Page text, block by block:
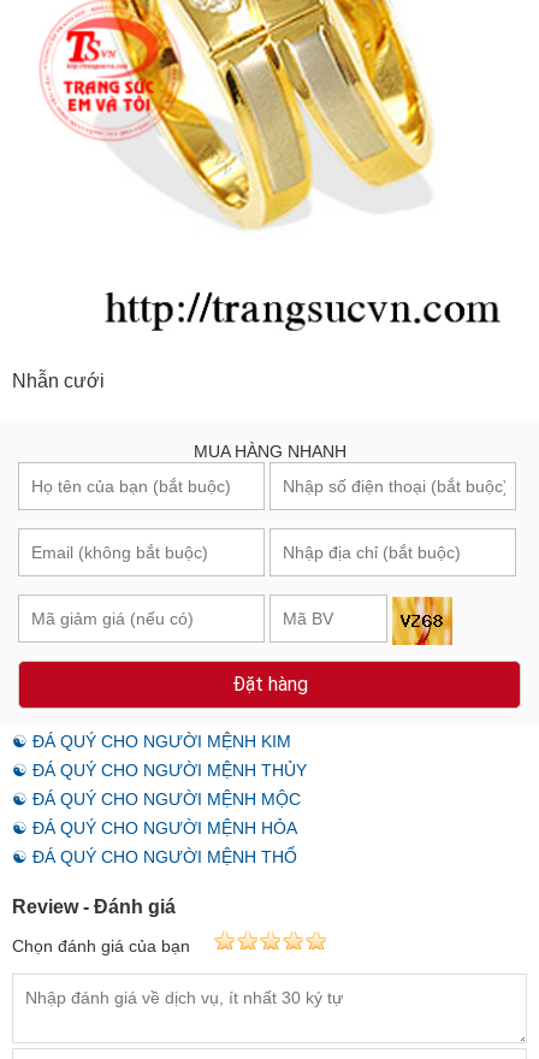
Nhẫn cưới
MUA HÀNG NHANH
Đặt hàng
☯ ĐÁ QUÝ CHO NGƯỜI MỆNH KIM
☯ ĐÁ QUÝ CHO NGƯỜI MỆNH THỦY
☯ ĐÁ QUÝ CHO NGƯỜI MỆNH MỘC
☯ ĐÁ QUÝ CHO NGƯỜI MỆNH HỎA
☯ ĐÁ QUÝ CHO NGƯỜI MỆNH THỔ
Review - Đánh giá
Chọn đánh giá của bạn